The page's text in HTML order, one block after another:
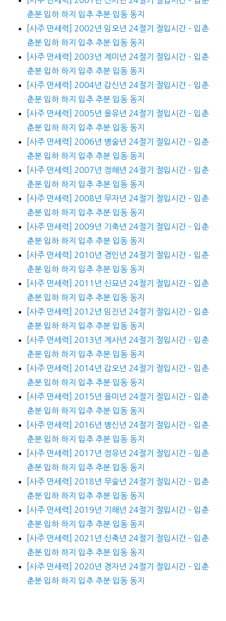
춘분 입하 하지 입추 추분 입동 동지
[사주 만세력] 2002년 임오년 24절기 절입시간 – 입춘
춘분 입하 하지 입추 추분 입동 동지
[사주 만세력] 2003년 계미년 24절기 절입시간 – 입춘
춘분 입하 하지 입추 추분 입동 동지
[사주 만세력] 2004년 갑신년 24절기 절입시간 – 입춘
춘분 입하 하지 입추 추분 입동 동지
[사주 만세력] 2005년 을유년 24절기 절입시간 – 입춘
춘분 입하 하지 입추 추분 입동 동지
[사주 만세력] 2006년 병술년 24절기 절입시간 – 입춘
춘분 입하 하지 입추 추분 입동 동지
[사주 만세력] 2007년 정해년 24절기 절입시간 – 입춘
춘분 입하 하지 입추 추분 입동 동지
[사주 만세력] 2008년 무자년 24절기 절입시간 – 입춘
춘분 입하 하지 입추 추분 입동 동지
[사주 만세력] 2009년 기축년 24절기 절입시간 – 입춘
춘분 입하 하지 입추 추분 입동 동지
[사주 만세력] 2010년 경인년 24절기 절입시간 – 입춘
춘분 입하 하지 입추 추분 입동 동지
[사주 만세력] 2011년 신묘년 24절기 절입시간 – 입춘
춘분 입하 하지 입추 추분 입동 동지
[사주 만세력] 2012년 임진년 24절기 절입시간 – 입춘
춘분 입하 하지 입추 추분 입동 동지
[사주 만세력] 2013년 계사년 24절기 절입시간 – 입춘
춘분 입하 하지 입추 추분 입동 동지
[사주 만세력] 2014년 갑오년 24절기 절입시간 – 입춘
춘분 입하 하지 입추 추분 입동 동지
[사주 만세력] 2015년 을미년 24절기 절입시간 – 입춘
춘분 입하 하지 입추 추분 입동 동지
[사주 만세력] 2016년 병신년 24절기 절입시간 – 입춘
춘분 입하 하지 입추 추분 입동 동지
[사주 만세력] 2017년 정유년 24절기 절입시간 – 입춘
춘분 입하 하지 입추 추분 입동 동지
[사주 만세력] 2018년 무술년 24절기 절입시간 – 입춘
춘분 입하 하지 입추 추분 입동 동지
[사주 만세력] 2019년 기해년 24절기 절입시간 – 입춘
춘분 입하 하지 입추 추분 입동 동지
[사주 만세력] 2021년 신축년 24절기 절입시간 – 입춘
춘분 입하 하지 입추 추분 입동 동지
[사주 만세력] 2020년 경자년 24절기 절입시간 – 입춘
춘분 입하 하지 입추 추분 입동 동지